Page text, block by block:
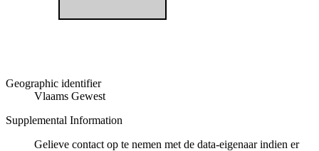
Geographic identifier
Vlaams Gewest
Supplemental Information
Gelieve contact op te nemen met de data-eigenaar indien er